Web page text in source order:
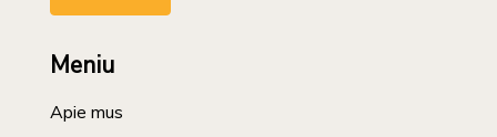
Meniu
Apie mus